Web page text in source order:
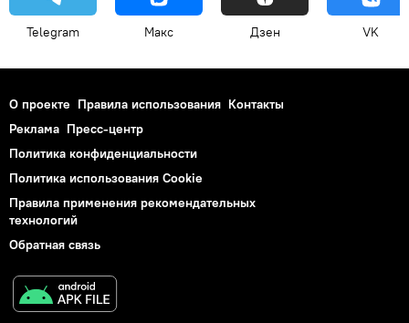
Telegram Макс Дзен VK
О проекте Правила использования Контакты
Реклама Пресс-центр
Политика конфиденциальности
Политика использования Cookie
Правила применения рекомендательных
технологий
Обратная связь